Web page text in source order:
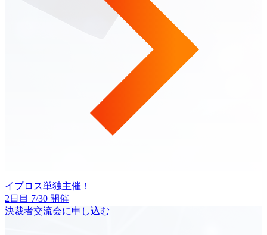
イプロス単独主催！
2日目 7/30 開催
決裁者交流会に申し込む